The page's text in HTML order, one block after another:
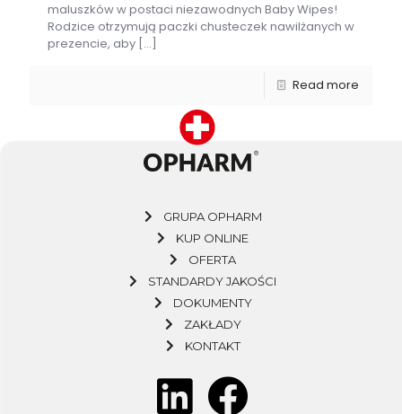
maluszków w postaci niezawodnych Baby Wipes!
Rodzice otrzymują paczki chusteczek nawilżanych w
prezencie, aby […]
Read more
GRUPA OPHARM
KUP ONLINE
OFERTA
STANDARDY JAKOŚCI
DOKUMENTY
ZAKŁADY
KONTAKT